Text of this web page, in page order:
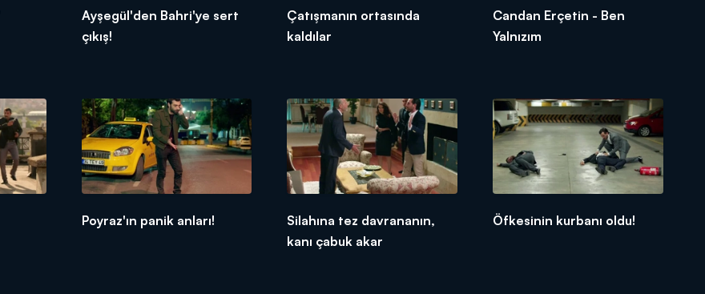
Ayşegül'den Bahri'ye sert
çıkış!
Çatışmanın ortasında
kaldılar
Candan Erçetin - Ben
Yalnızım
Poyraz'ın panik anları!
Silahına tez davrananın,
kanı çabuk akar
Öfkesinin kurbanı oldu!